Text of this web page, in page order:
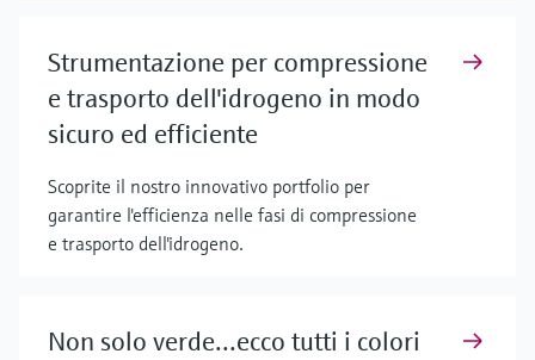
Strumentazione per compressione
e trasporto dell'idrogeno in modo
sicuro ed efficiente
Scoprite il nostro innovativo portfolio per
garantire l'efficienza nelle fasi di compressione
e trasporto dell'idrogeno.
Non solo verde...ecco tutti i colori